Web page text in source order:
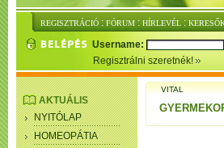
REGISZTRÁCIÓ : FÓRUM : HÍRLEVÉL :
Username:
Regisztrálni szeretnék!
AKTUÁLIS
NYITÓLAP
HOMEOPÁTIA
VITAL